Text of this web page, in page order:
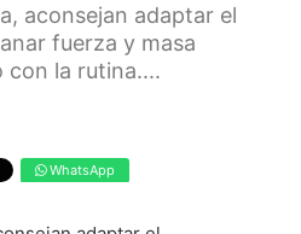
aconsejan adaptar el
fuerza y masa
con la rutina....
WhatsApp